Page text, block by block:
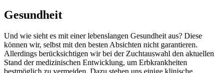
Gesundheit
Und wie sieht es mit einer lebenslangen Gesundheit aus? Diese
können wir, selbst mit den besten Absichten nicht garantieren.
Allerdings berücksichtigen wir bei der Zuchtauswahl den aktuellen
Stand der medizinischen Entwicklung, um Erbkrankheiten
bestmöglich zu vermeiden. Dazu stehen uns einige klinische